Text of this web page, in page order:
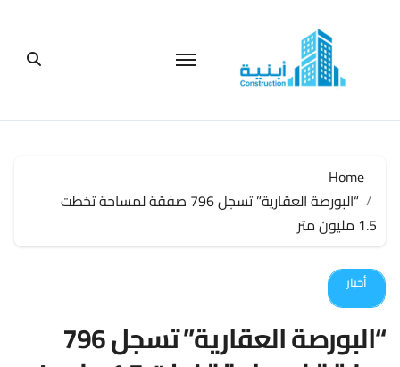
Home
“البورصة العقارية” تسجل 796 صفقة لمساحة تخطت
1.5 مليون متر
أخبار
“البورصة العقارية” تسجل 796